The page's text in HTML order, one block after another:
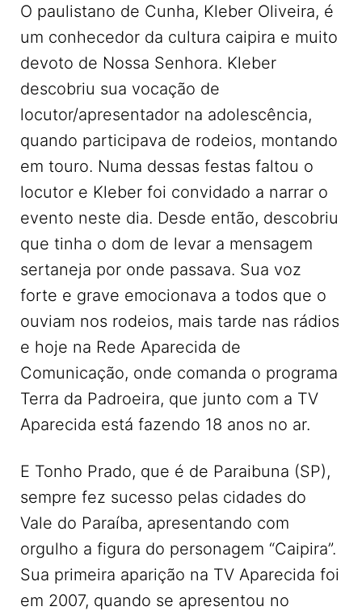
O paulistano de Cunha, Kleber Oliveira, é
um conhecedor da cultura caipira e muito
devoto de Nossa Senhora. Kleber
descobriu sua vocação de
locutor/apresentador na adolescência,
quando participava de rodeios, montando
em touro. Numa dessas festas faltou o
locutor e Kleber foi convidado a narrar o
evento neste dia. Desde então, descobriu
que tinha o dom de levar a mensagem
sertaneja por onde passava. Sua voz
forte e grave emocionava a todos que o
ouviam nos rodeios, mais tarde nas rádios
e hoje na Rede Aparecida de
Comunicação, onde comanda o programa
Terra da Padroeira, que junto com a TV
Aparecida está fazendo 18 anos no ar.
E Tonho Prado, que é de Paraibuna (SP),
sempre fez sucesso pelas cidades do
Vale do Paraíba, apresentando com
orgulho a figura do personagem “Caipira”.
Sua primeira aparição na TV Aparecida foi
em 2007, quando se apresentou no